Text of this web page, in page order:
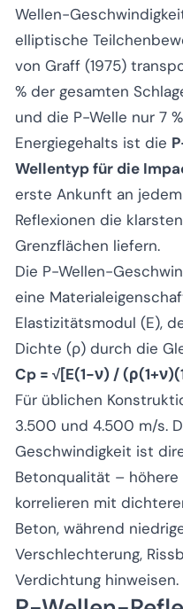
Wellen-
elliptische
von Graff (1975)
% der gesamten
und die P-Welle nur 7
Energiegehalts ist die
Wellentyp für die
erste Ankunft an
Reflexionen die
Grenzflächen liefern.
Die P-Wellen-
eine
Elastizitätsmodul (E),
Dichte (ρ) durch die
Cp = √[E(1-ν) /
Für üblichen
3.500 und 4.500 m/s.
Geschwindigkeit ist
Betonqualität –
korrelieren mit
Beton, während
Verschlechterung,
Verdichtung hinweisen.